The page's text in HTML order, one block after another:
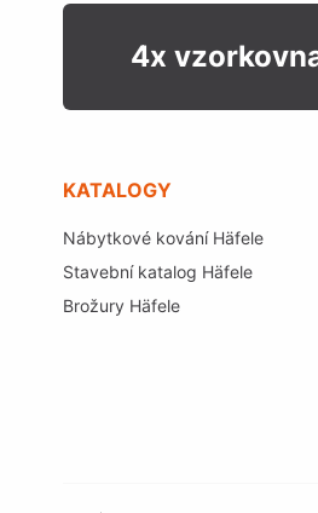
4x
KATALOGY
Nábytkové kování Häfele
Stavební katalog Häfele
Brožury Häfele